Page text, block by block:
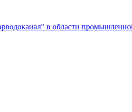
в области